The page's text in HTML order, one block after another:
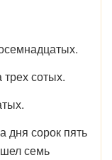
сотых.
дня сорок пять
семь